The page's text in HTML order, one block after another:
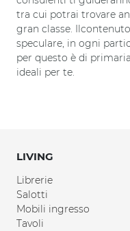
tra cui potrai trovare
gran classe.
speculare, in ogni
per questo è di
ideali per te.
LIVING
Librerie
Salotti
Mobili ingresso
Tavoli